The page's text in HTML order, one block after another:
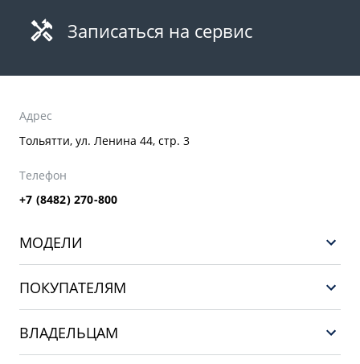
Записаться на сервис
Адрес
Тольятти, ул. Ленина 44, стр. 3
Телефон
+7 (8482) 270-800
МОДЕЛИ
EX5
PREFACE
ПОКУПАТЕЛЯМ
ВЛАДЕЛЬЦАМ